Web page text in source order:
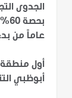
الجدوى
عاماً من
أول منطقة
أبوظبي